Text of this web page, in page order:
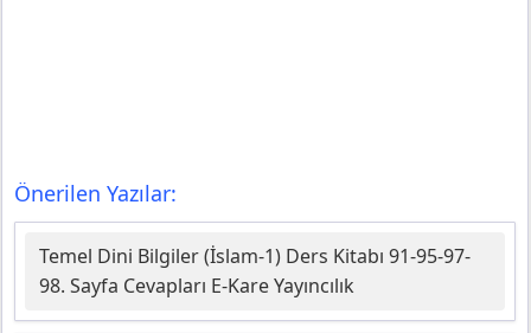
Önerilen Yazılar:
Temel Dini Bilgiler (İslam-1) Ders Kitabı 91-95-97-
98. Sayfa Cevapları E-Kare Yayıncılık